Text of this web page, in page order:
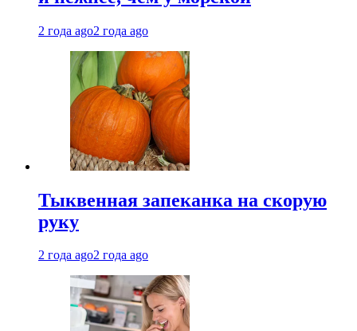
2 года ago2 года ago
Тыквенная запеканка на скорую
руку
2 года ago2 года ago